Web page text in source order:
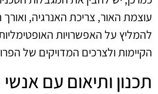
עוצמת האור, צריכת האנרגיה, ואורך
להמליץ על האפשרויות
הקיימות ולצרכים המדויקים של
תכנון ותיאום עם